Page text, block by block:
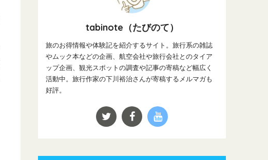
tabinote（たびのて）
旅のお得情報や体験記を紹介するサイト。旅行系の雑誌
やムック本などの企画、航空会社や旅行会社とのタイア
ップ企画、観光スポットの調査や記事の寄稿など幅広く
活動中。旅行作家の下川裕治さんが寄稿するメルマガも
好評。